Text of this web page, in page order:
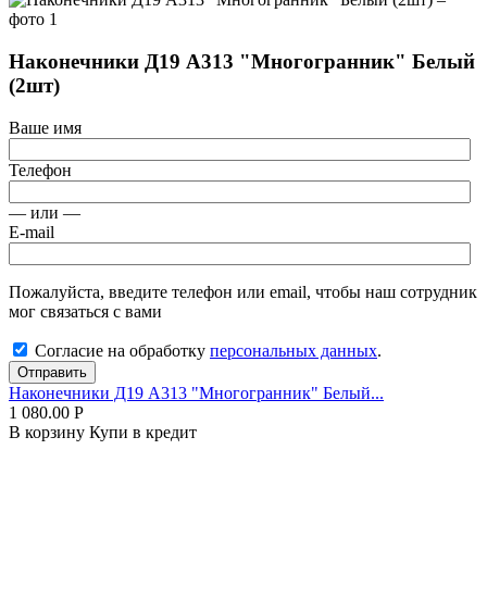
Наконечники Д19 А313 "Многогранник" Белый
(2шт)
Ваше имя
Телефон
— или —
E-mail
Пожалуйста, введите телефон или email, чтобы наш сотрудник
мог связаться с вами
Согласие на обработку персональных данных.
Отправить
Наконечники Д19 А313 "Многогранник" Белый...
1 080.00 Р
В корзину Купи в кредит